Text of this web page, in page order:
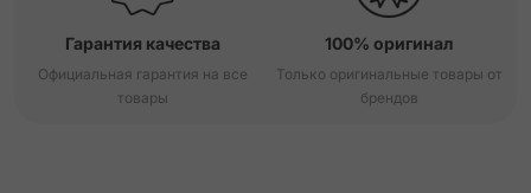
Гарантия качества
Официальная гарантия на все
товары
100% оригинал
Только оригинальные товары от
брендов